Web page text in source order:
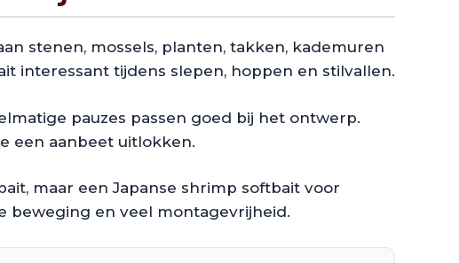
stenen, mossels, planten, takken, kademuren
interessant tijdens slepen, hoppen en stilvallen.
pauzes passen goed bij het ontwerp.
een aanbeet uitlokken.
maar een Japanse shrimp softbait voor
beweging en veel montagevrijheid.